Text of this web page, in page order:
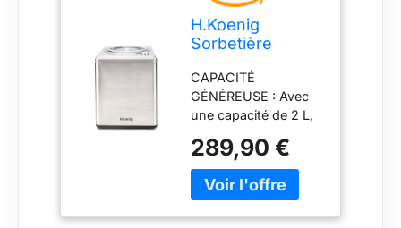
H.Koenig
Sorbetière
Professionnelle
HF340, Machine
à Glace
Electrique 2L,
180 W,
Réfrigérante &
Maintien du Froid
- Sorbet et
CAPACITÉ
GÉNÉREUSE : Avec
une capacité de 2 L,
permet de préparer
des quantités
importantes de glace
289,90 €